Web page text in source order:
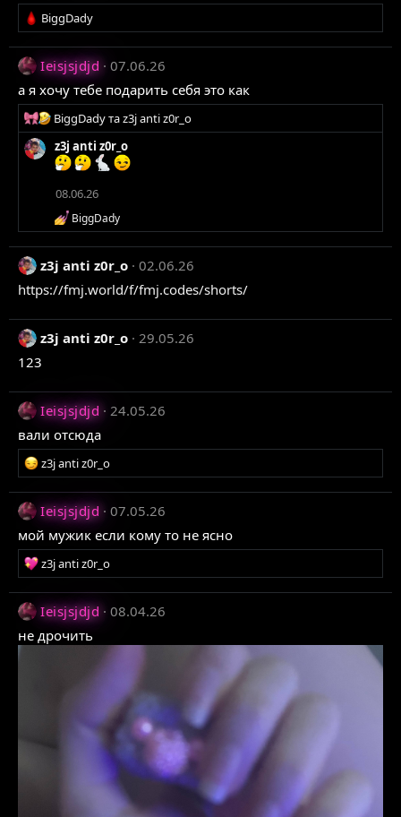
Р
е
а
к
і
ї
:
BiggDady
Ieisjsjdjd
07.06.26
а я хочу тебе подарить себя это как
Р
е
а
к
:
BiggDadyтаz3j anti z0r_o
z3j anti z0r_o
08.06.26
Р
е
а
ц
і
:
BiggDady
z3j anti z0r_o 02.06.26
https://fmj.world/f/fmj.codes/shorts/
z3j anti z0r_o 29.05.26
123
Ieisjsjdjd
24.05.26
вали отсюда
Р
е
а
к
ц
і
ї
:
z3j anti z0r_o
Ieisjsjdjd
07.05.26
мой мужик если кому то не ясно
Р
е
а
к
і
z3j anti z0r_o
Ieisjsjdjd
08.04.26
не дрочить